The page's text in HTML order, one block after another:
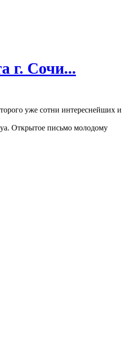
г. Сочи...
уже сотни интереснейших и
Открытое письмо молодому